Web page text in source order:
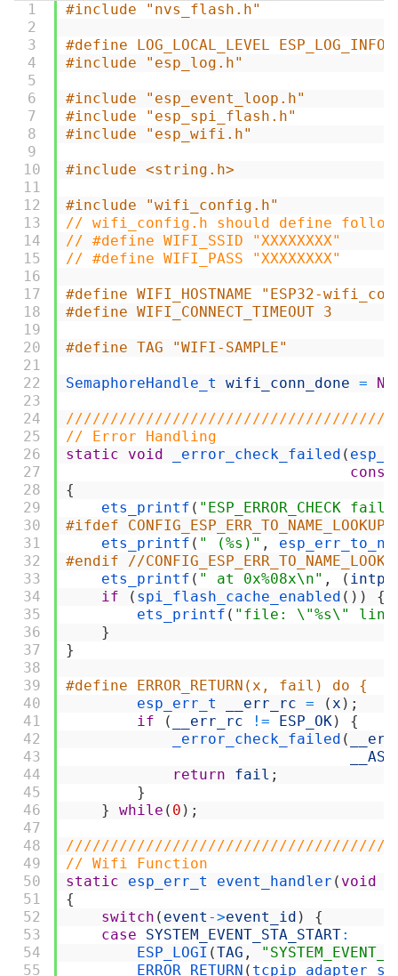
1
2
3
4
5
6
7
8
9
10
11
12
13
14
15
16
17
18
19
20
21
22
23
24
25
26
27
28
29
30
31
32
33
34
35
36
37
38
39
40
41
42
43
44
45
46
47
48
49
50
51
52
53
54
55
#include "nvs_flash.h"
#define LOG_LOCAL_LEVEL ESP_LOG_INFO
#include "esp_log.h"
#include "esp_event_loop.h"
#include "esp_spi_flash.h"
#include "esp_wifi.h"
#include <string.h>
#include "wifi_config.h"
// wifi_config.h should define
// #define WIFI_SSID "XXXXXXXX"
// #define WIFI_PASS "XXXXXXXX"
#define WIFI_HOSTNAME "ESP32-
#define WIFI_CONNECT_TIMEOUT 3
#define TAG "WIFI-SAMPLE"
SemaphoreHandle_t wifi_conn_done =
// Error Handling
static
void _error_check_failed (
const
{
ets_printf ( "ESP_ERROR_CHECK
#ifdef CONFIG_ESP_ERR_TO_NAME_LOOKUP
ets_printf ( " (%s)" ,
#endif //
ets_printf ( " at 0x%08x\n" , (
if
( spi_flash_cache_enabled ( ) ) {
ets_printf ( "file: \"%s\" line
}
}
#define ERROR_RETURN(x, fail) do {
esp_err_t
__err_rc = (x ) ;
if
( __err_rc != ESP_OK)
{
_error_check_failed (
return
fail ;
}
}
while ( 0 ) ;
// Wifi Function
static
esp_err_t event_handler ( void
{
switch ( event ->event_id )
{
case
SYSTEM_EVENT_STA_START:
ESP_LOGI (TAG ,
ERROR_RETURN (